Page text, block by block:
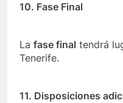
10. Fase Final
La fase final tendrá
Tenerife.
11. Disposiciones